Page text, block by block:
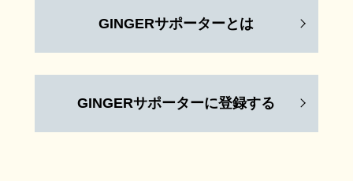
GINGERサポーターとは
GINGERサポーターに登録する